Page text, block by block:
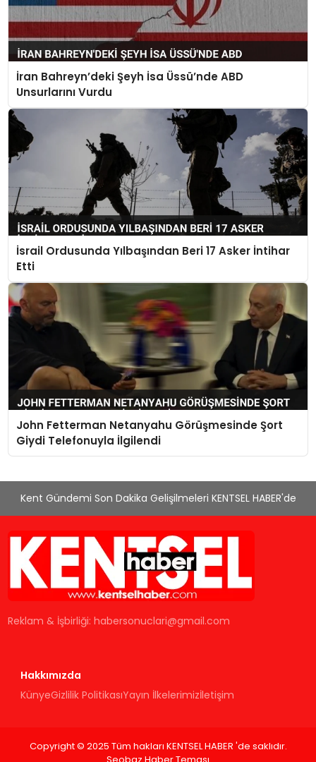
İran Bahreyn’deki Şeyh İsa Üssü’nde ABD
Unsurlarını Vurdu
İsrail Ordusunda Yılbaşından Beri 17 Asker İntihar
Etti
John Fetterman Netanyahu Görüşmesinde Şort
Giydi Telefonuyla İlgilendi
Kent Gündemi Son Dakika Gelişilmeleri KENTSEL HABER'de
Reklam & İşbirliği:habersonuclari@gmail.com
Hakkımızda
KünyeGizlilik PolitikasıYayın İlkelerimizİletişim
Copyright © 2025 Tüm hakları KENTSEL HABER 'de saklıdır.